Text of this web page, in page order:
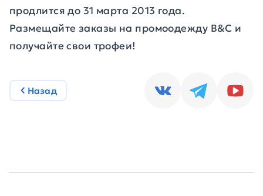
продлится до 31 марта 2013 года.
Размещайте заказы на промоодежду B&C и
получайте свои трофеи!
Назад